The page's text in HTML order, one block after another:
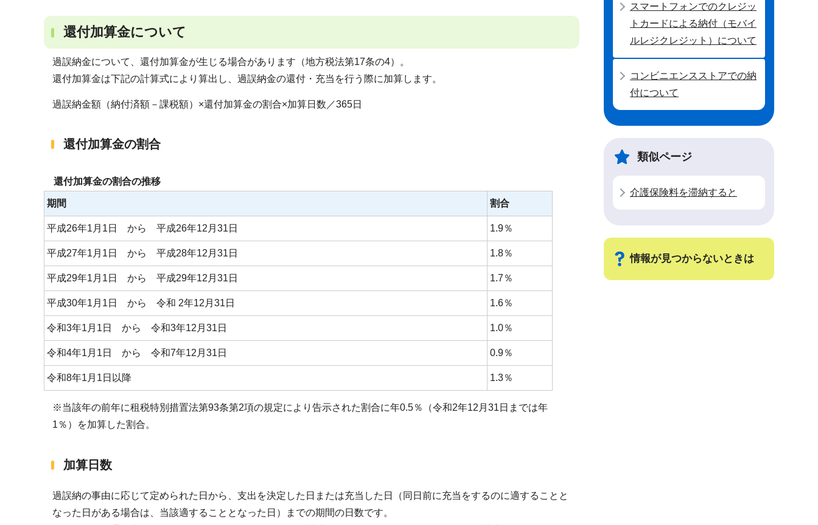
還付加算金について
過誤納金について、還付加算金が生じる場合があります（地方税法第17条の4）。
還付加算金は下記の計算式により算出し、過誤納金の還付・充当を行う際に加算します。
過誤納金額（納付済額－課税額）×還付加算金の割合×加算日数／365日
還付加算金の割合
還付加算金の割合の推移
期間 割合
平成26年1月1日 から 平成26年12月31日 1.9％
平成27年1月1日 から 平成28年12月31日 1.8％
平成29年1月1日 から 平成29年12月31日 1.7％
平成30年1月1日 から 令和 2年12月31日 1.6％
令和3年1月1日 から 令和3年12月31日 1.0％
令和4年1月1日 から 令和7年12月31日 0.9％
令和8年1月1日以降 1.3％
※当該年の前年に租税特別措置法第93条第2項の規定により告示された割合に年0.5％（令和2年12月31日までは年
1％）を加算した割合。
加算日数
過誤納の事由に応じて定められた日から、支出を決定した日または充当した日（同日前に充当をするのに適することと
なった日がある場合は、当該適することとなった日）までの期間の日数です。
スマートフォンでのクレジッ
トカードによる納付（モバイ
ルレジクレジット）について
コンビニエンスストアでの納
付について
類似ページ
介護保険料を滞納すると
情報が見つからないときは